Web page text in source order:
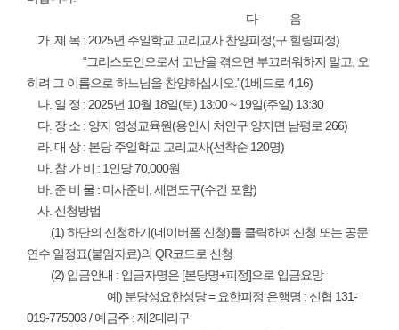
다 음
가. 제 목 : 2025년 주일학교 교리교사 찬양피정(구 힐링피정)
“그리스도인으로서 고난을 겪으면 부끄러워하지 말고, 오
히려 그 이름으로 하느님을 찬양하십시오.”(1베드로 4,16)
나. 일 정 : 2025년 10월 18일(토) 13:00 ~ 19일(주일) 13:30
다. 장 소 : 양지 영성교육원(용인시 처인구 양지면 남평로 266)
라. 대 상 : 본당 주일학교 교리교사(선착순 120명)
마. 참 가 비 : 1인당 70,000원
바. 준 비 물 : 미사준비, 세면도구(수건 포함)
사. 신청방법
(1) 하단의 신청하기(네이버폼 신청)를 클릭하여 신청 또는 공문
연수 일정표(붙임자료)의 QR코드로 신청
(2) 입금안내 : 입금자명은 [본당명+피정]으로 입금요망
예) 분당성요한성당 = 요한피정 은행명 : 신협 131-
019-775003 / 예금주 : 제2대리구